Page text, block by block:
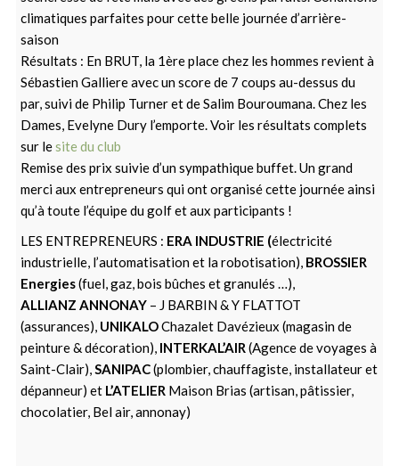
climatiques parfaites pour cette belle journée d’arrière-
saison
Résultats : En BRUT, la 1ère place chez les hommes revient à
Sébastien Galliere avec un score de 7 coups au-dessus du
par, suivi de Philip Turner et de Salim Bouroumana. Chez les
Dames, Evelyne Dury l’emporte. Voir les résultats complets
sur lesite du club
Remise des prix suivie d’un sympathique buffet. Un grand
merci aux entrepreneurs qui ont organisé cette journée ainsi
qu’à toute l’équipe du golf et aux participants !
LES ENTREPRENEURS : ERA INDUSTRIE (électricité
industrielle, l’automatisation et la robotisation), BROSSIER
Energies(fuel, gaz, bois bûches et granulés …),
ALLIANZ ANNONAY– J BARBIN & Y FLATTOT
(assurances), UNIKALOChazalet Davézieux (magasin de
peinture & décoration), INTERKAL’AIR(Agence de voyages à
Saint-Clair),SANIPAC(plombier, chauffagiste, installateur et
dépanneur) etL’ATELIERMaison Brias (artisan, pâtissier,
chocolatier, Bel air, annonay)